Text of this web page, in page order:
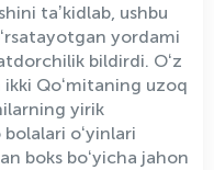
taʼkidlab, ushbu
yordami
bildirdi. Oʻz
Qoʻmitaning uzoq
yirik
oʻyinlari
boks boʻyicha jahon